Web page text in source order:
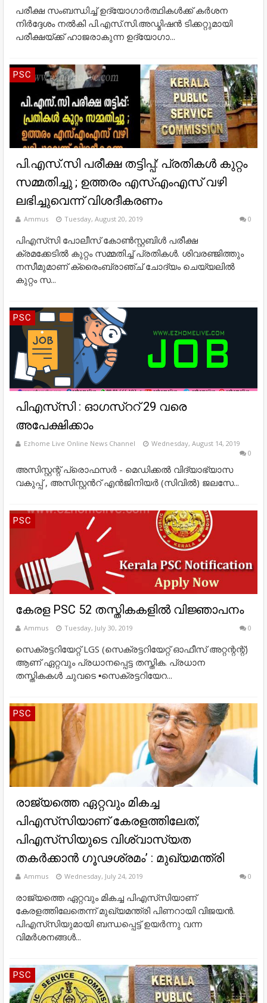
പരീക്ഷ സംബന്ധിച്ച് ഉദ്യോഗാര്‍ത്ഥികള്‍ക്ക് കര്‍ശന
നിര്‍ദ്ദേശം നല്‍കി പി.എസ്.സി.അഡ്മിഷന്‍ ടിക്കറ്റുമായി
പരീക്ഷയ്ക്ക് ഹാജരാകുന്ന ഉദ്യോഗാ...
PSC
പി.എസ്.സി പരീക്ഷ തട്ടിപ്പ്: പ്രതികള്‍ കുറ്റം
സമ്മതിച്ചു ; ഉത്തരം എസ്എംഎസ് വഴി
ലഭിച്ചുവെന്ന് വിശദീകരണം
Ammus Tuesday, August 20, 2019 0
പിഎസ്‌സി പോലീസ് കോൺസ്റ്റബിൾ പരീക്ഷ
ക്രമക്കേടിൽ കുറ്റം സമ്മതിച്ച് പ്രതികൾ. ശിവരഞ്ജിത്തും
നസീമുമാണ് ക്രൈംബ്രാഞ്ച് ചോദ്യം ചെയ്യലിൽ
കുറ്റം സ...
PSC
പി​​​എ​​​സ്​​​സി : ഓഗസ്ററ് 29 വരെ
അപേക്ഷിക്കാം
Ezhome Live Online News Channel
Wednesday, August 14, 2019
0
അസിസ്റ്റന്റ് പ്രൊഫസര്‍ - മെഡിക്കല്‍ വിദ്യാഭ്യാസ
വകുപ്പ് , അ​​​സി​​​സ്റ്റ​​​ന്‍റ് എ​​​ന്‍ജി​​​നി​​​യ​​​ര്‍ (സി​​​വി​​​ല്‍) ജ​​​ല​​​സേ​​...
PSC
കേരള PSC 52 തസ്തികകളിൽ വിജ്ഞാപനം
Ammus Tuesday, July 30, 2019 0
സെക്രട്ടറിയേറ്റ് LGS (സെക്രട്ടറിയേറ്റ് ഓഫീസ് അറ്റന്റന്റ്)
ആണ് ഏറ്റവും പ്രധാനപ്പെട്ട തസ്തിക. പ്രധാന
തസ്തികകൾ ചുവടെ ▪സെക്രട്ടറിയേറ...
PSC
രാജ്യത്തെ ഏറ്റവും മികച്ച
പിഎസ്‌സിയാണ് കേരളത്തിലേത്;
പിഎസ്‌സിയുടെ വിശ്വാസ്യത
തകർക്കാൻ ഗൂഢശ്രമം’ : മുഖ്യമന്ത്രി
Ammus Wednesday, July 24, 2019 0
രാജ്യത്തെ ഏറ്റവും മികച്ച പിഎസ്‌സിയാണ്
കേരളത്തിലേതെന്ന് മുഖ്യമന്ത്രി പിണറായി വിജയൻ.
പിഎസ്‌സിയുമായി ബന്ധപ്പെട്ട് ഉയർന്നു വന്ന
വിമർശനങ്ങൾ...
PSC